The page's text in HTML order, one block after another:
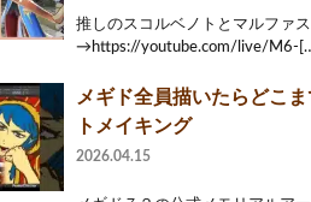
推しのスコルベノトとマルファ
→https://youtube.com/live/M6-
メギド全員描いたらどこ
トメイキング
2026.04.15